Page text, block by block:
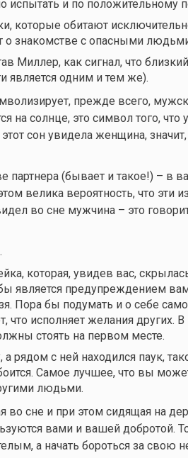
и по положительному
которые обитают
о знакомстве с опасными
Миллер, как сигнал, что
является одним и тем же).
прежде всего,
на солнце, это символ того, что
сон увидела женщина,
партнера (бывает и такое!) – в
велика вероятность, что эти
во сне мужчина – это
которая, увидев вас,
является предупреждением
Пора бы подумать и о себе
что исполняет желания других.
стоять на первом месте.
рядом с ней находился паук,
Самое лучшее, что вы
людьми.
во сне и при этом сидящая на
вами и вашей добротой.
а начать бороться за свою